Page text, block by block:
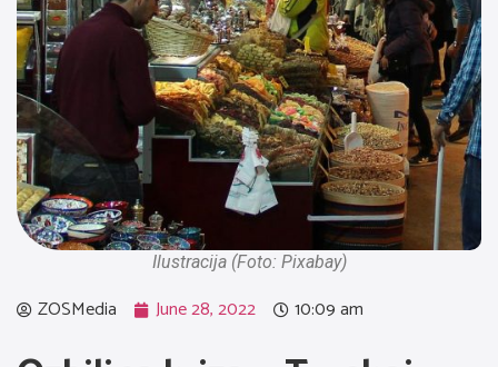
Ilustracija (Foto: Pixabay)
ZOSMedia June 28, 2022 10:09 am